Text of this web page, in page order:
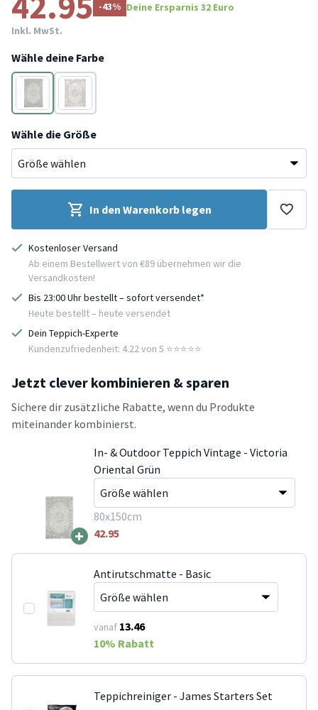
-43% Deine Ersparnis 32 Euro
Inkl. MwSt.
Wähle deine Farbe
Grün
Grau
Wähle die Größe
In den Warenkorb legen
Kostenloser Versand
Ab einem Bestellwert von €89 übernehmen wir die
Versandkosten!
Bis 23:00 Uhr bestellt – sofort versendet*
Heute bestellt – heute versendet
Dein Teppich-Experte
Kundenzufriedenheit: 4.22 von 5 ⭐️⭐️⭐️⭐️⭐️
Jetzt clever kombinieren & sparen
Sichere dir zusätzliche Rabatte, wenn du Produkte
miteinander kombinierst.
+
In- & Outdoor Teppich Vintage - Victoria
Oriental Grün
80x150cm
42.95
Antirutschmatte - Basic
vanaf 13.46
10% Rabatt
Teppichreiniger - James Starters Set